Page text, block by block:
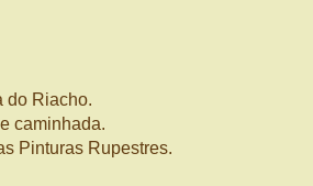
do Riacho.
caminhada.
Pinturas Rupestres.